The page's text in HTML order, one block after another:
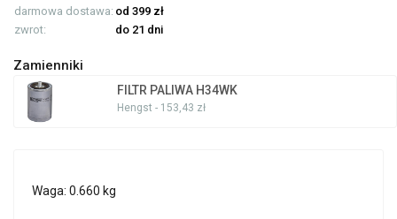
darmowa dostawa: od 399 zł
zwrot:
do 21 dni
Zamienniki
FILTR PALIWA H34WK
Hengst - 153,43 zł
Waga: 0.660 kg